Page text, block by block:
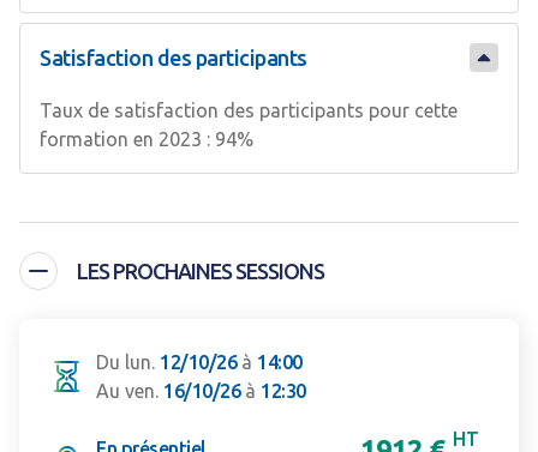
Satisfaction des participants
Taux de satisfaction des participants pour cette
formation en 2023 : 94%
LES PROCHAINES SESSIONS
Du lun. 12/10/26à 14:00
Au ven. 16/10/26à 12:30
HT